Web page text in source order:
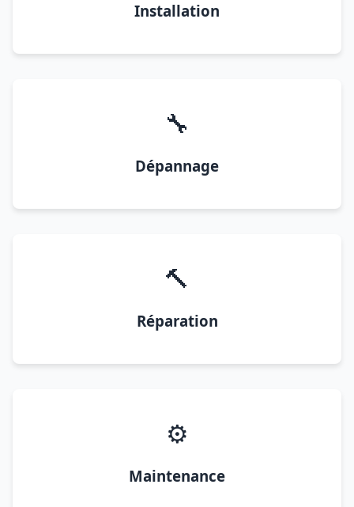
Installation
🔧
Dépannage
🔨
Réparation
⚙️
Maintenance